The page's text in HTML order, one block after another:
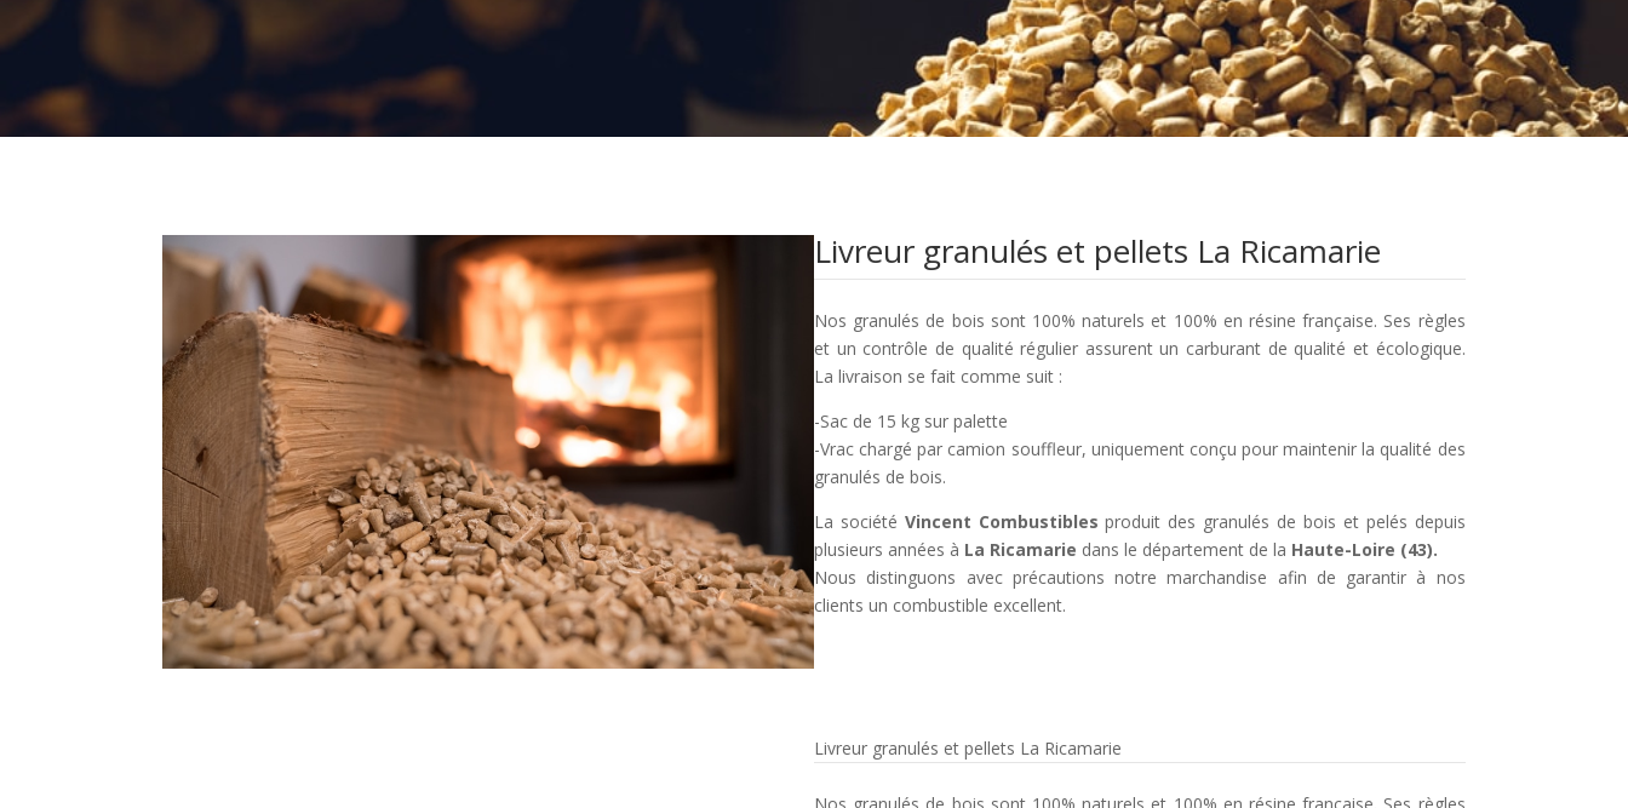
Livreur granulés et pellets La Ricamarie
Nos granulés de bois sont 100% naturels et 100% en résine française. Ses règles
et un contrôle de qualité régulier assurent un carburant de qualité et écologique.
La livraison se fait comme suit :
-Sac de 15 kg sur palette
-Vrac chargé par camion souffleur, uniquement conçu pour maintenir la qualité des
granulés de bois.
La société Vincent Combustibles produit des granulés de bois et pelés depuis
plusieurs années à La Ricamarie dans le département de la Haute-Loire (43).
Nous distinguons avec précautions notre marchandise afin de garantir à nos
clients un combustible excellent.
Livreur granulés et pellets La Ricamarie